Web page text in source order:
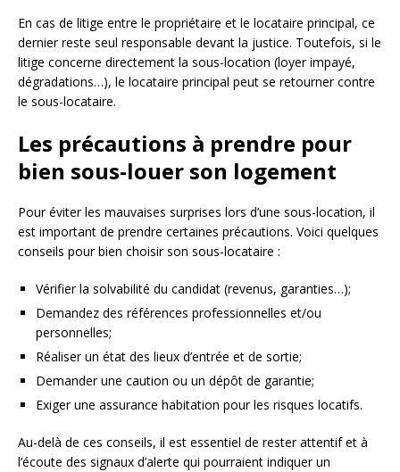
En cas de litige entre le propriétaire et le locataire principal, ce
dernier reste seul responsable devant la justice. Toutefois, si le
litige concerne directement la sous-location (loyer impayé,
dégradations…), le locataire principal peut se retourner contre
le sous-locataire.
Les précautions à prendre pour
bien sous-louer son logement
Pour éviter les mauvaises surprises lors d’une sous-location, il
est important de prendre certaines précautions. Voici quelques
conseils pour bien choisir son sous-locataire :
Vérifier la solvabilité du candidat (revenus, garanties…);
Demandez des références professionnelles et/ou
personnelles;
Réaliser un état des lieux d’entrée et de sortie;
Demander une caution ou un dépôt de garantie;
Exiger une assurance habitation pour les risques locatifs.
Au-delà de ces conseils, il est essentiel de rester attentif et à
l’écoute des signaux d’alerte qui pourraient indiquer un